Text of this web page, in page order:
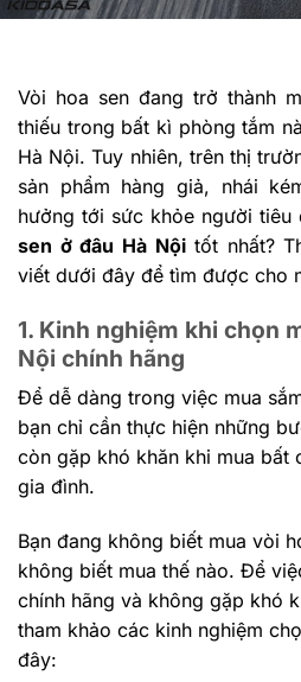
Vòi hoa sen đang trở thành
thiếu trong bất kì phòng tắm
Hà Nội. Tuy nhiên, trên thị
sản phẩm hàng giả, nhái
hưởng tới sức khỏe người tiêu
sen ở đâu Hà Nộitốt nhất?
viết dưới đây để tìm được cho
1. Kinh nghiệm khi chọn
Nội chính hãng
Để dễ dàng trong việc mua
bạn chỉ cần thực hiện những
còn gặp khó khăn khi mua bất
gia đình.
Bạn đang không biết mua vòi
không biết mua thế nào. Để
chính hãng và không gặp khó
tham khảo các kinh nghiệm
đây: